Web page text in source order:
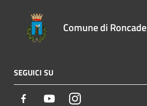
Comune di Roncade
SEGUICI SU
Facebook YoutubeInstagram